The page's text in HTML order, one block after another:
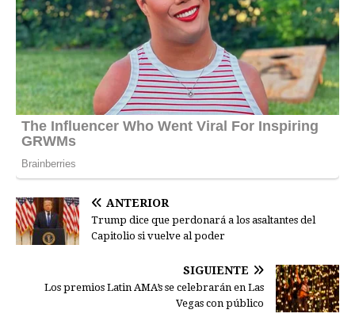
ANTERIOR
Trump dice que perdonará a los asaltantes del
Capitolio si vuelve al poder
SIGUIENTE
Los premios Latin AMA’s se celebrarán en Las
Vegas con público